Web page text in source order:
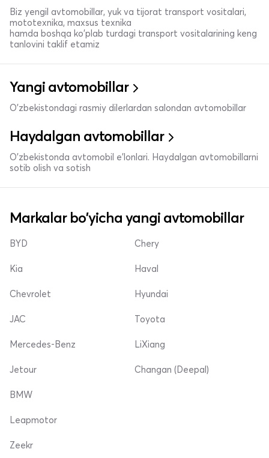
Biz yengil avtomobillar, yuk va tijorat transport vositalari,
mototexnika, maxsus texnika
hamda boshqa ko'plab turdagi transport vositalarining keng
tanlovini taklif etamiz
Yangi avtomobillar
O'zbekistondagi rasmiy dilerlardan salondan avtomobillar
Haydalgan avtomobillar
O'zbekistonda avtomobil e’lonlari. Haydalgan avtomobillarni
sotib olish va sotish
Markalar bo'yicha yangi avtomobillar
BYD
Kia
Chevrolet
Chery
Haval
Hyundai
JAC
Mercedes-Benz
Jetour
Toyota
LiXiang
Changan (Deepal)
BMW
Leapmotor
Zeekr